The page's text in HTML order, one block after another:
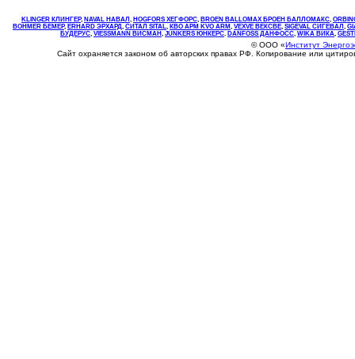
KLINGER КЛИНГЕР, NAVAL НАВАЛ , НOGFORS ХЕГФОРС, BROEN BALLOMAX БРОЕН БАЛЛОМАКС,
BOHMER БЕМЕР, ERHARD ЭРХАРД, СИТАЛ SITAL, КВО АРМ KVO ARM, VEXVE ВЕКСВЕ, SIGEVAL СИГЕВАЛ ,
БУДЕРУС, VIESSMANN ВИСМАН , JUNKERS ЮНКЕРС. DANFOSS ДАНФОСС, WIKA ВИКА,
© ООО «Институт
Сайт охраняется законом об авторских правах РФ. Копирование или